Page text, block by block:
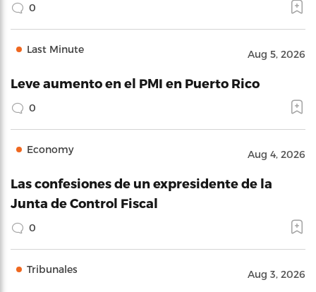
0
Last Minute Aug 5, 2026
Leve aumento en el PMI en Puerto Rico
0
Economy Aug 4, 2026
Las confesiones de un expresidente de la
Junta de Control Fiscal
0
Tribunales Aug 3, 2026